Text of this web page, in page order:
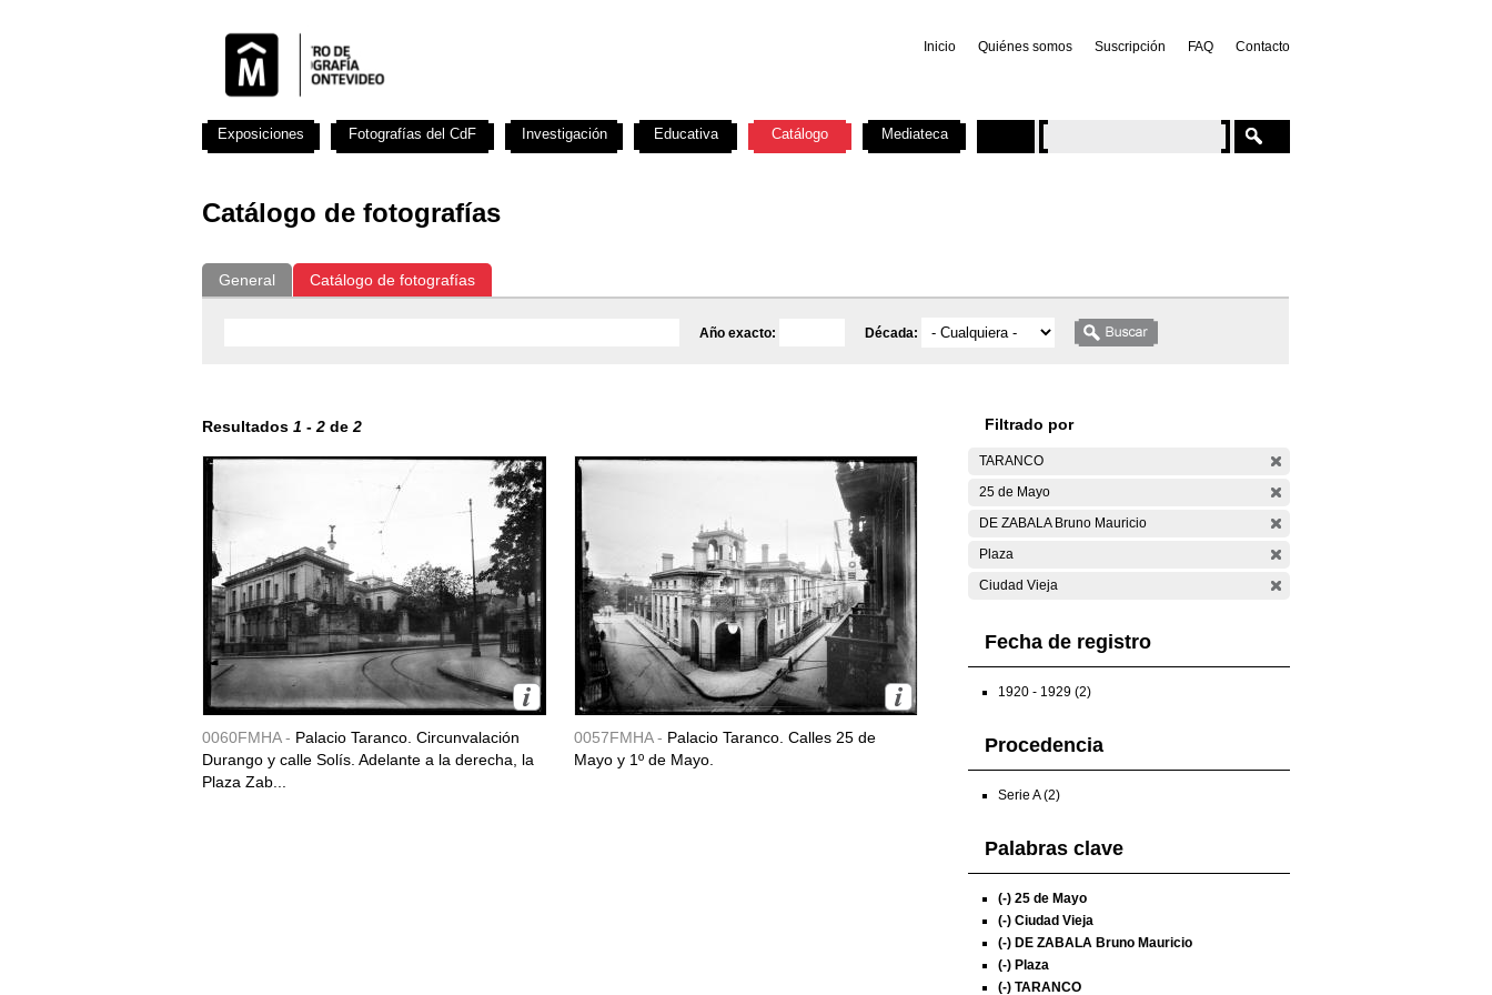
Inicio Quiénes somos Suscripción FAQ Contacto
Catálogo de fotografías
General Catálogo de fotografías
Año exacto: Década:
Resultados 1 - 2 de 2
0060FMHA - Palacio Taranco. Circunvalación
Durango y calle Solís. Adelante a la derecha, la
Plaza Zab...
0057FMHA - Palacio Taranco. Calles 25 de
Mayo y 1º de Mayo.
Filtrado por
TARANCO
25 de Mayo
DE ZABALA Bruno Mauricio
Plaza
Ciudad Vieja
Fecha de registro
1920 - 1929 (2)
Procedencia
Serie A (2)
Palabras clave
(-) 25 de Mayo
(-) Ciudad Vieja
(-) DE ZABALA Bruno Mauricio
(-) Plaza
(-) TARANCO
Exposiciones Fotografías del CdF Investigación Educativa Catálogo Mediateca